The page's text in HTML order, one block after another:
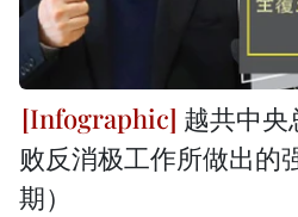
越共中央
败反消极工作所做出的
期）